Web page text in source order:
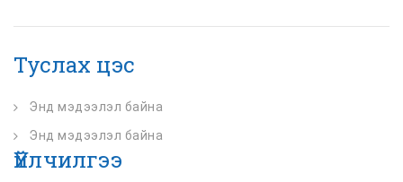
Туслах цэс
Энд мэдээлэл байна
Энд мэдээлэл байна
Үйлчилгээ